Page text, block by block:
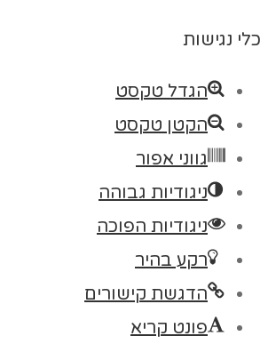
כלי נגישות
הגדל טקסט
הקטן טקסט
גווני אפור
ניגודיות גבוהה
ניגודיות הפוכה
רקע בהיר
הדגשת קישורים
פונט קריא